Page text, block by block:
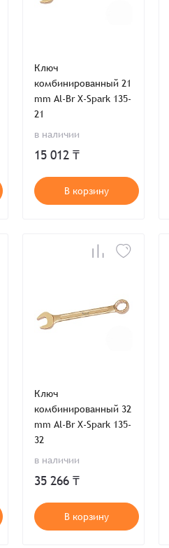
Ключ
комбинированный 21
mm Al-Br X-Spark 135-
21
в наличии
15 012 ₸
В корзину
Ключ
комбинированный 32
mm Al-Br X-Spark 135-
32
в наличии
35 266 ₸
В корзину